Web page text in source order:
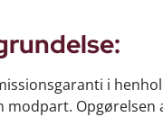
i
modpart.